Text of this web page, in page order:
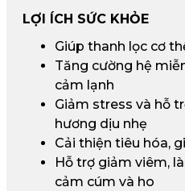
LỢI ÍCH SỨC KHỎE
Giúp thanh lọc cơ
Tăng cường hệ
cảm lạnh
Giảm stress và hỗ
hương dịu nhẹ
Cải thiện tiêu hóa,
Hỗ trợ giảm viêm,
cảm cúm và ho